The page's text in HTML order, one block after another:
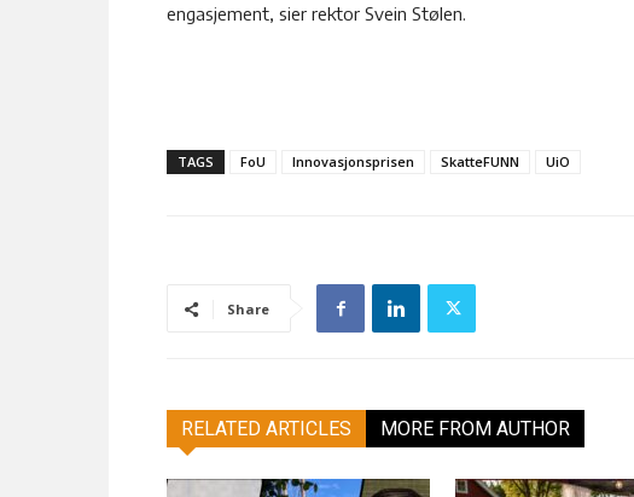
engasjement, sier rektor Svein Stølen.
TAGS FoU Innovasjonsprisen SkatteFUNN UiO
Share
RELATED ARTICLES MORE FROM AUTHOR